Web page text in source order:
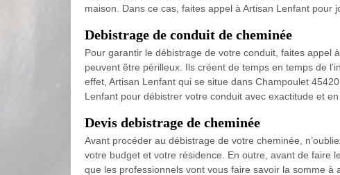
maison. Dans ce cas, faites appel à Artisan Lenfant pour
Debistrage de conduit de cheminée
Pour garantir le débistrage de votre conduit, faites appel
peuvent être périlleux. Ils créent de temps en temps de
effet, Artisan Lenfant qui se situe dans Champoulet
Lenfant pour débistrer votre conduit avec exactitude et
Devis debistrage de cheminée
Avant procéder au débistrage de votre cheminée,
votre budget et votre résidence. En outre, avant de faire
que les professionnels vont vous faire savoir la somme à